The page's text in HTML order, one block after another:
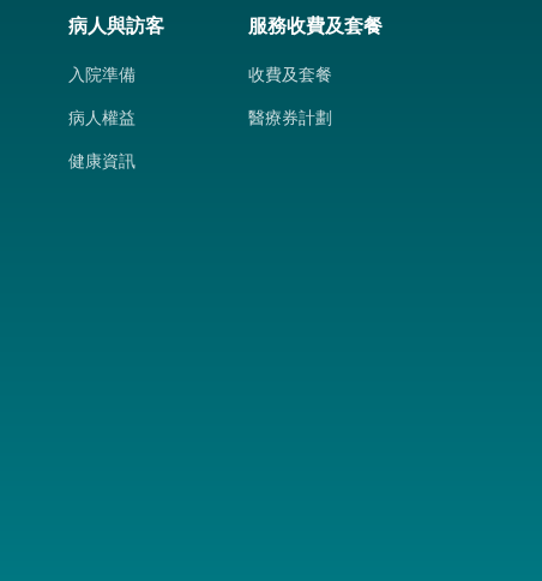
病人與訪客
入院準備
病人權益
健康資訊
服務收費及套餐
收費及套餐
醫療券計劃